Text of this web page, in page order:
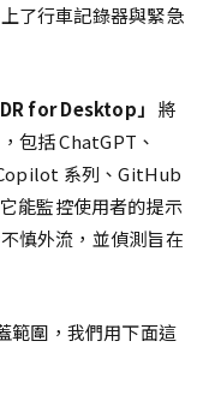
了行車記錄器與緊急
for Desktop」 將
包括 ChatGPT、
系列、GitHub
能監控使用者的提示
慎外流，並偵測旨在
範圍，我們用下面這